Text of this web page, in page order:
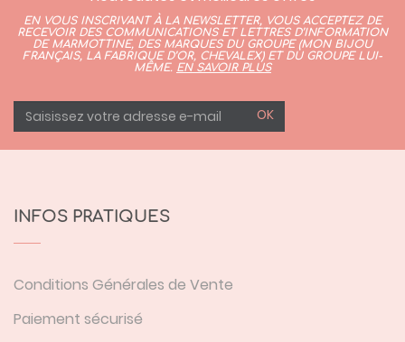
EN VOUS INSCRIVANT À LA NEWSLETTER, VOUS ACCEPTEZ DE
RECEVOIR DES COMMUNICATIONS ET LETTRES D’INFORMATION
DE MARMOTTINE, DES MARQUES DU GROUPE (MON BIJOU
FRANÇAIS, LA FABRIQUE D’OR, CHEVALEX)ET DU GROUPE LUI-
MÊME. EN SAVOIR PLUS
OK
INFOS PRATIQUES
Conditions Générales de Vente
Paiement sécurisé